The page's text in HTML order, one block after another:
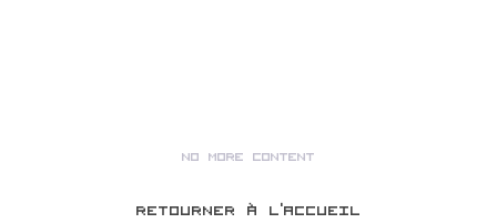
NO MORE CONTENT
RETOURNER À L’ACCUEIL